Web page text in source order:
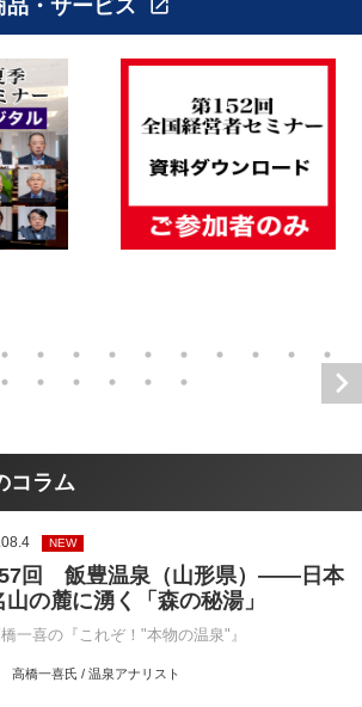
・サービス open_in_new
コラム
NEW
回 飯豊温泉（山形県）――日本
山の麓に湧く「森の秘湯」
一喜の『これぞ！"本物の温泉"』
高橋一喜氏 / 温泉アナリスト